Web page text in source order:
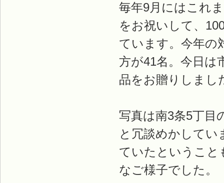
毎年9月にはこれ
をお祝いして、
ています。今年の
方が41名。今日は
品をお贈りしまし
写真は南3条5丁目
と冗談めかしてい
ていたということ
なご様子でした。